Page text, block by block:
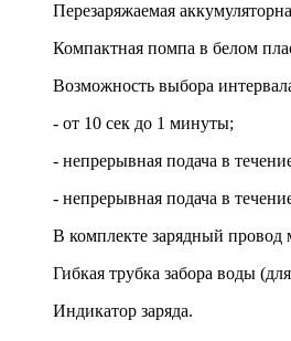
Перезаряжаемая
Компактная помпа в белом
Возможность выбора
- от 10 сек до 1 минуты;
- непрерывная подача в
- непрерывная подача в
В комплекте зарядный провод
Гибкая трубка забора воды
Индикатор заряда.